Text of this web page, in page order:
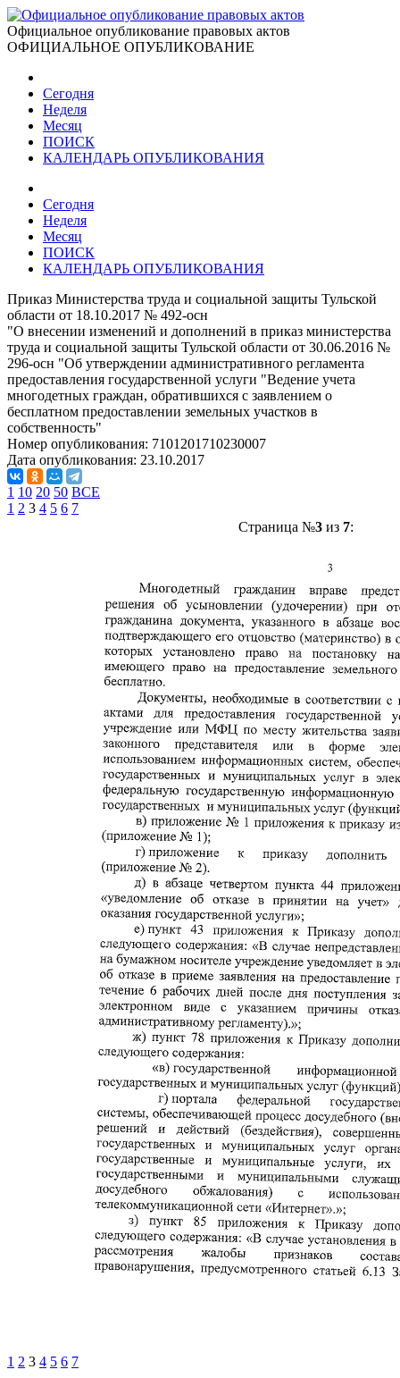
Официальное опубликование правовых актов
ОФИЦИАЛЬНОЕ ОПУБЛИКОВАНИЕ
Сегодня
Неделя
Месяц
ПОИСК
КАЛЕНДАРЬ ОПУБЛИКОВАНИЯ
Сегодня
Неделя
Месяц
ПОИСК
КАЛЕНДАРЬ ОПУБЛИКОВАНИЯ
Приказ Министерства труда и социальной защиты Тульской
области от 18.10.2017 № 492-осн
"О внесении изменений и дополнений в приказ министерства
труда и социальной защиты Тульской области от 30.06.2016 №
296-осн "Об утверждении административного регламента
предоставления государственной услуги "Ведение учета
многодетных граждан, обратившихся с заявлением о
бесплатном предоставлении земельных участков в
собственность"
Номер опубликования: 7101201710230007
Дата опубликования: 23.10.2017
1 10 20 50 ВСЕ
1 2 3 4 5 6 7
Страница №3из 7:
1 2 3 4 5 6 7